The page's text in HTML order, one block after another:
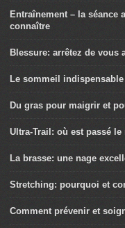
Entraînement – la séance
connaître
Blessure: arrêtez de vous
Le sommeil
Du gras pour maigrir et
Ultra-Trail: où est passé
La brasse: une nage
Stretching: pourquoi et
Comment prévenir et